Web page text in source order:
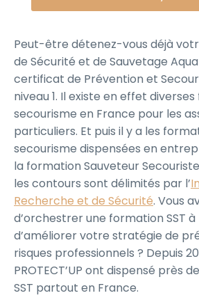
Peut-être détenez-vous déjà
de Sécurité et de Sauvetage
certificat de Prévention et
niveau 1. Il existe en effet
secourisme en France pour les
particuliers. Et puis il y a les
secourisme dispensées en
la formation Sauveteur
les contours sont délimités par l’
Recherche et de Sécurité. Vous
d’orchestrer une formation SST à
d’améliorer votre stratégie de
risques professionnels ? Depuis
PROTECT’UP ont dispensé près
SST partout en France.